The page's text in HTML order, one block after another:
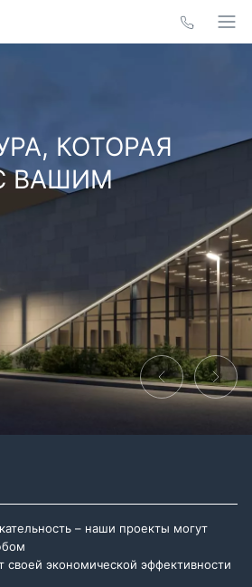
КОТОРАЯ
ВАШИМ
– наши проекты могут
своей экономической эффективности